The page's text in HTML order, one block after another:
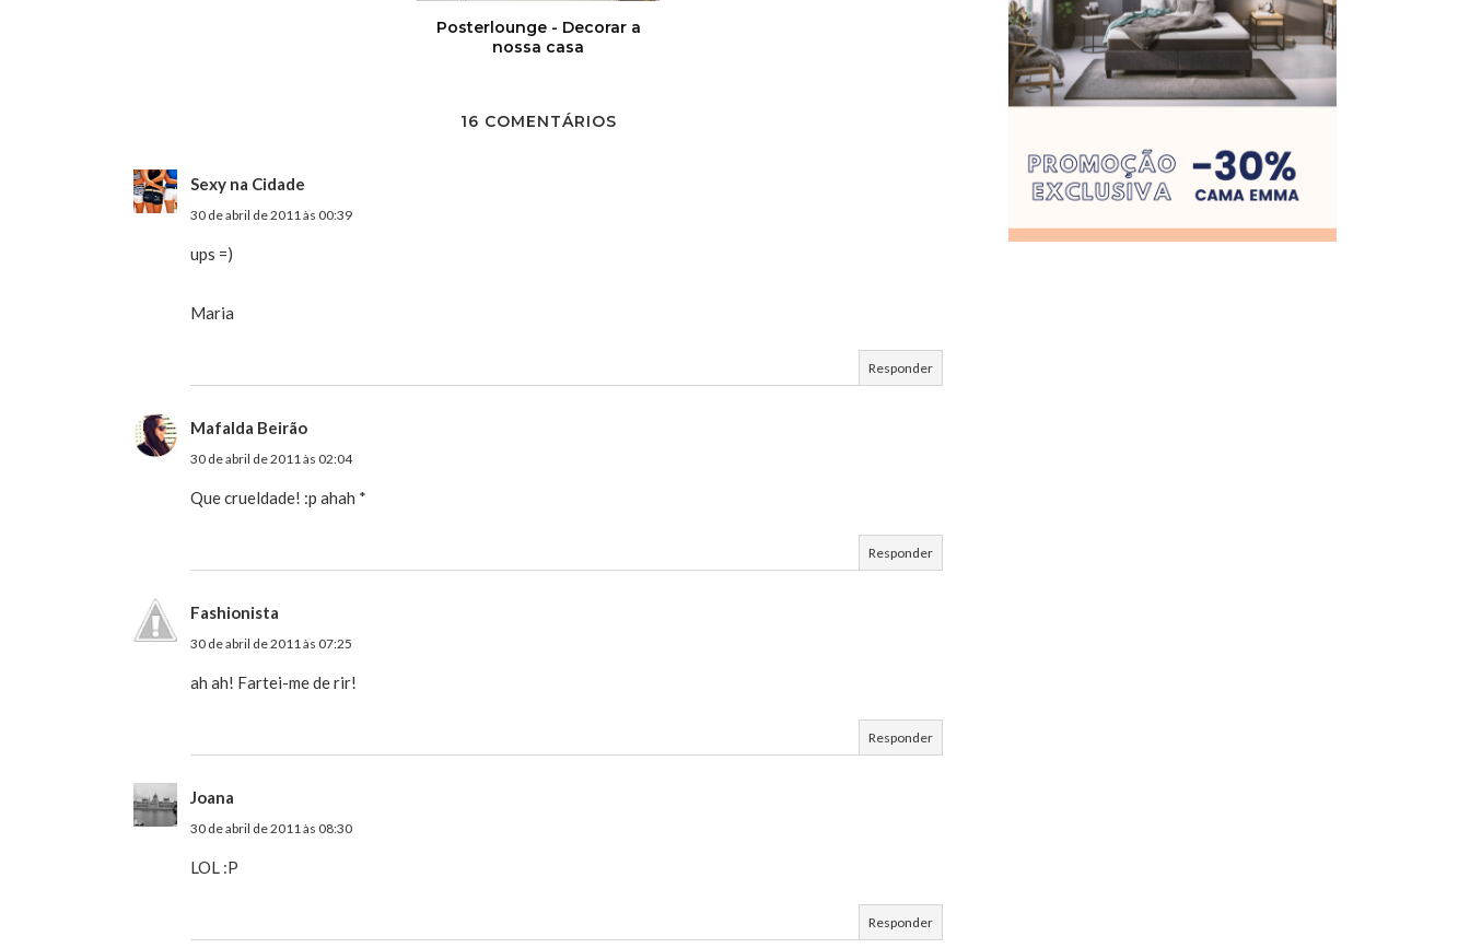
Posterlounge - Decorar a
nossa casa
16 COMENTÁRIOS
Sexy na Cidade
30 de abril de 2011 às 00:39
ups =)
Maria
Responder
Mafalda Beirão
30 de abril de 2011 às 02:04
Que crueldade! :p ahah *
Responder
Fashionista
30 de abril de 2011 às 07:25
ah ah! Fartei-me de rir!
Responder
Joana
30 de abril de 2011 às 08:30
LOL :P
Responder